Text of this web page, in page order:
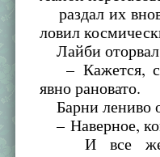
раздал их
ловил
Лайби оторвал
– Кажется,
явно рановато.
Барни лениво
– Наверное,
И все же в